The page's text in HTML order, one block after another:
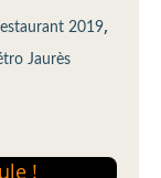
2019,
Jaurès